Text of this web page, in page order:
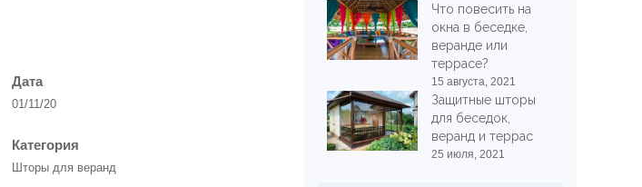
Дата
01/11/20
Категория
Шторы для веранд
Что повесить на
окна в беседке,
веранде или
террасе?
15 августа, 2021
Защитные шторы
для беседок,
веранд и террас
25 июля, 2021